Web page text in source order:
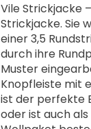
Vile Strickjacke
Strickjacke. Sie
einer 3,5
durch ihre
Muster
Knopfleiste mit
ist der perfekte
oder ist auch